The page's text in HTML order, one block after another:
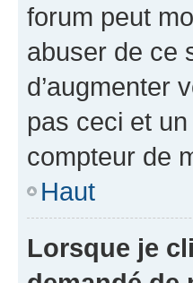
forum peut
abuser de ce
d’augmenter
pas ceci et
compteur de
Haut
Lorsque je